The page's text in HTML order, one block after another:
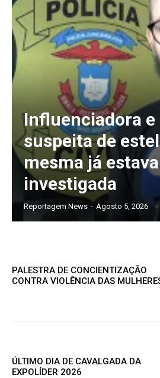
Assine nosso site e
exclusivo
Influenciadora e
suspeita de
mesma já
investigada
Reportagem News - Agosto 5, 2026
PALESTRA DE CONCIENTIZAÇÃO
CONTRA VIOLÊNCIA DAS
ÚLTIMO DIA DE CAVALGADA DA
EXPOLÍDER 2026